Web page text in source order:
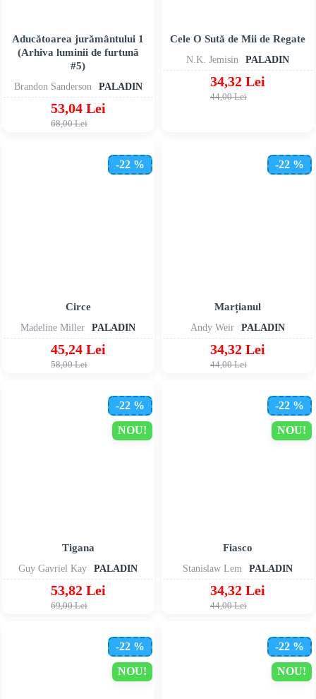
Brandon Sanderson PALADIN
Aducătoarea jurământului 1
(Arhiva luminii de furtună
#5)
53,04 Lei
68,00 Lei
N.K. Jemisin PALADIN
Cele O Sută de Mii de Regate
34,32 Lei
44,00 Lei
-22 %
Madeline Miller PALADIN
Circe
45,24 Lei
58,00 Lei
-22 %
Andy Weir PALADIN
Marțianul
34,32 Lei
44,00 Lei
NOU!
-22 %
Guy Gavriel Kay PALADIN
Tigana
53,82 Lei
69,00 Lei
NOU!
-22 %
Stanislaw Lem PALADIN
Fiasco
34,32 Lei
44,00 Lei
NOU!
-22 %
NOU!
-22 %